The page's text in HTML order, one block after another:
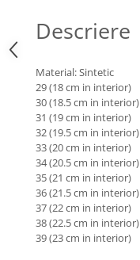
Descriere
Material: Sintetic
29 (18 cm in interior)
30 (18.5 cm in interior)
31 (19 cm in interior)
32 (19.5 cm in interior)
33 (20 cm in interior)
34 (20.5 cm in interior)
35 (21 cm in interior)
36 (21.5 cm in interior)
37 (22 cm in interior)
38 (22.5 cm in interior)
39 (23 cm in interior)